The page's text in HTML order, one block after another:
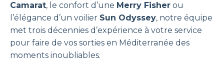
Camarat, le confort d’une Merry Fisher ou
l’élégance d’un voilier Sun Odyssey, notre équipe
met trois décennies d’expérience à votre service
pour faire de vos sorties en Méditerranée des
moments inoubliables.